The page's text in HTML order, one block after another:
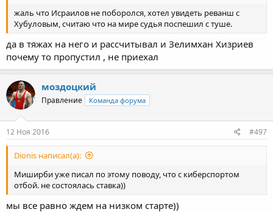
жаль что Исраилов не поборолся, хотел увидеть реванш с
Хубуловым, считаю что на мире судья поспешил с туше.
да в тяжах на него и рассчитывал и Зелимхан Хизриев
почему то пропустил , не приехал
моздоцкий
Правление Команда форума
12 Ноя 2016 #497
Dionis написал(а):
Миширби уже писал по этому поводу, что с киберспортом
отбой. не состоялась ставка))
мы все равно ждем на низком старте))